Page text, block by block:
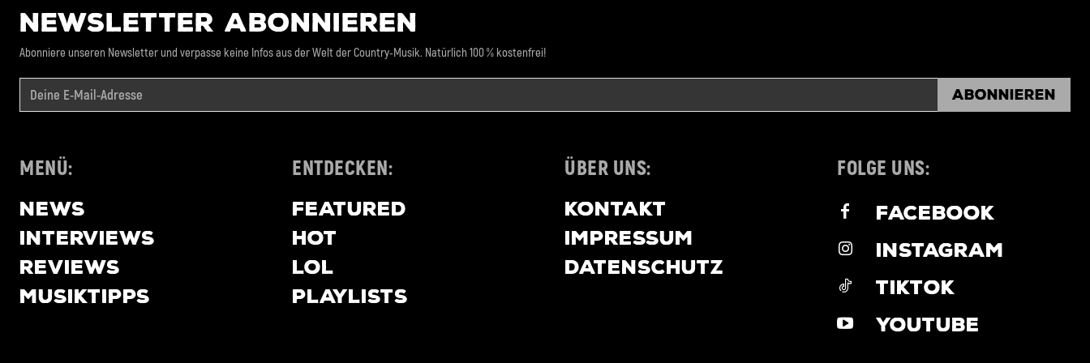
NEWSLETTER ABONNIEREN
Abonniere unseren Newsletter und verpasse keine Infos aus der Welt der Country-Musik. Natürlich 100 % kostenfrei!
Abonnieren
MENÜ:
NEWS
INTERVIEWS
REVIEWS
MUSIKTIPPS
ENTDECKEN:
FEATURED
HOT
LOL
PLAYLISTS
ÜBER UNS:
KONTAKT
IMPRESSUM
DATENSCHUTZ
FOLGE UNS:
FACEBOOK
INSTAGRAM
TIKTOK
YOUTUBE